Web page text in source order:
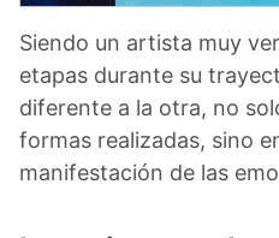
Siendo un artista muy
etapas durante su
diferente a la otra, no
formas realizadas, sino
manifestación de las